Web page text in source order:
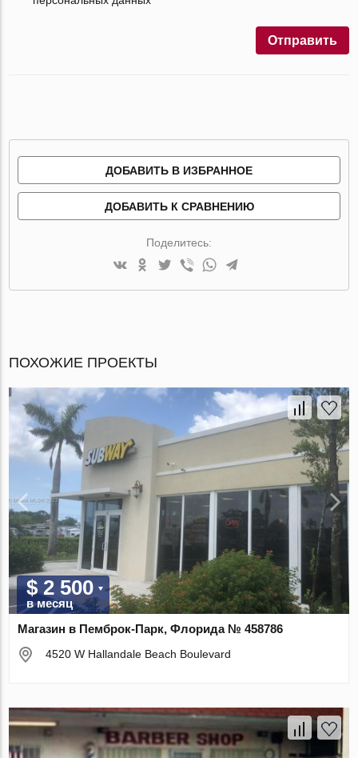
Отправить
ДОБАВИТЬ В ИЗБРАННОЕ
ДОБАВИТЬ К СРАВНЕНИЮ
Поделитесь:
ПОХОЖИЕ ПРОЕКТЫ
$ 2 500
в месяц
Магазин в Пемброк-Парк, Флорида № 458786
4520 W Hallandale Beach Boulevard